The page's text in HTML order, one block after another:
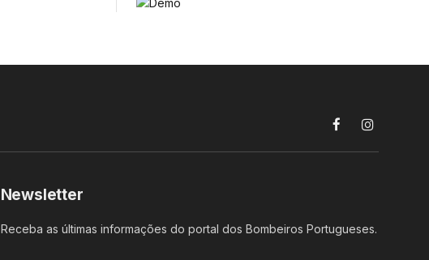
FacebookInstagram
Newsletter
Receba as últimas informações do portal dos Bombeiros Portugueses.